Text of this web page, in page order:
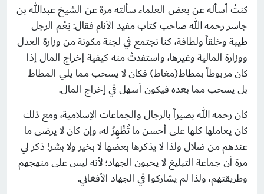
كنتُ أسأله عن بعض العلماء سألته مرة عن الشيخ عبدالله بن
جاسر رحمه الله صاحب كتاب مفيد الأنام فقال: نِعْم الرجل
طيبة وخلقاً ولطافة، كنا نجتمع في لجنة مكونة من وزارة العدل
ووزارة المالية وغيرها، واستفدتُ منه كيفية إخراج المال إذا
كان مربوطاً بمطاط(مغاط) فكان لا يسحب مما يلي المطاط
بل يسحب مما بعده فيكون أسهل في إخراج المال.
كان رحمه الله بصيراً بالرجال والجماعات الإسلامية، ومع ذلك
كان يعاملها كلها على أحسن ما تُظْهِرُ له، وإن كان لا يرضى ما
عندهم من ضلال ولذا لا يذكرها بعضها لا بخير ولا بشر! ذكر لي
مرة أن جماعة التبليغ لا يحبون الجهاد؛ لأنه ليس على منهجهم
وطريقتهم، ولذا لم يشاركوا في الجهاد الأفغاني.